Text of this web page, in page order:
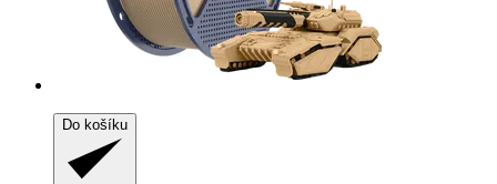
Do košíku